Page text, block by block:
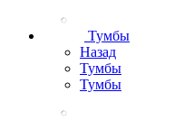
Тумбы
Назад
Тумбы
Тумбы